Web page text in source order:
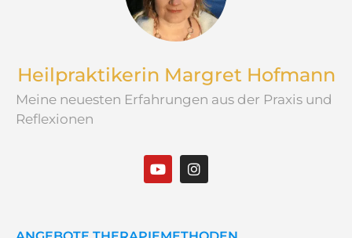
Heilpraktikerin Margret Hofmann
Meine neuesten Erfahrungen aus der Praxis und
Reflexionen